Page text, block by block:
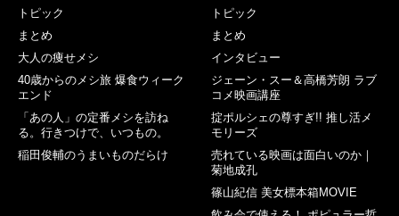
トピック
まとめ
大人の痩せメシ
40歳からのメシ旅 爆食ウィーク
エンド
「あの人」の定番メシを訪ね
る。行きつけで、いつもの。
稲田俊輔のうまいものだらけ
トピック
まとめ
インタビュー
ジェーン・スー＆高橋芳朗 ラブ
コメ映画講座
掟ポルシェの尊すぎ!! 推し活メ
モリーズ
売れている映画は面白いのか｜
菊地成孔
篠山紀信 美女標本箱MOVIE